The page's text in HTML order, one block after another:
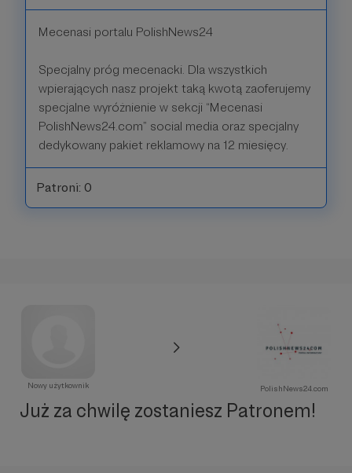
Mecenasi portalu PolishNews24
Specjalny próg mecenacki. Dla wszystkich
wpierających nasz projekt taką kwotą zaoferujemy
specjalne wyróżnienie w sekcji “Mecenasi
PolishNews24.com” social media oraz specjalny
dedykowany pakiet reklamowy na 12 miesięcy.
Patroni: 0
Nowy użytkownik PolishNews24.com
Już za chwilę zostaniesz Patronem!